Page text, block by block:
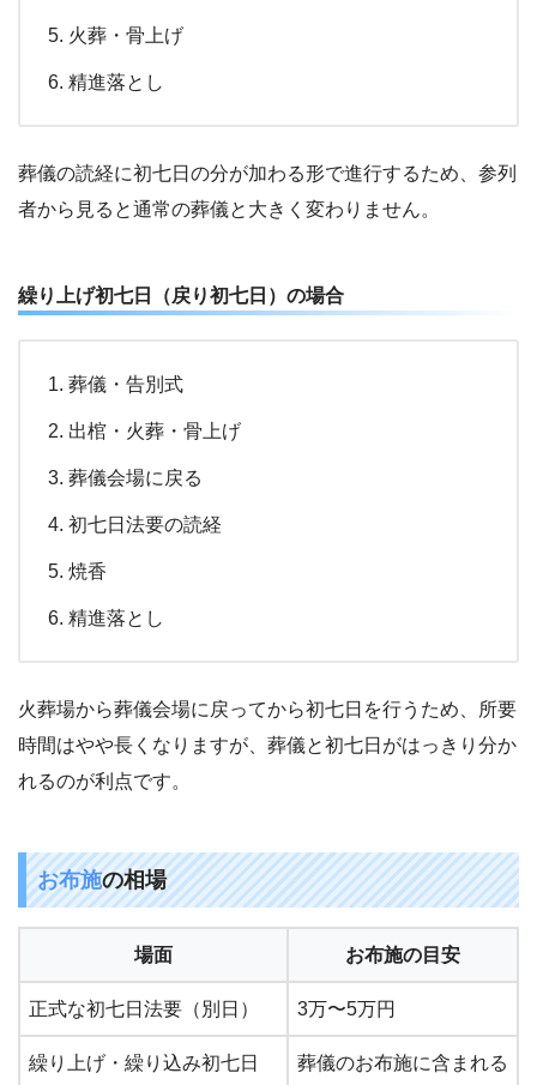
火葬・骨上げ
精進落とし
葬儀の読経に初七日の分が加わる形で進行するため、参列
者から見ると通常の葬儀と大きく変わりません。
繰り上げ初七日（戻り初七日）の場合
葬儀・告別式
出棺・火葬・骨上げ
葬儀会場に戻る
初七日法要の読経
焼香
精進落とし
火葬場から葬儀会場に戻ってから初七日を行うため、所要
時間はやや長くなりますが、葬儀と初七日がはっきり分か
れるのが利点です。
お布施の相場
場面 お布施の目安
正式な初七日法要（別日） 3万〜5万円
繰り上げ・繰り込み初七日
葬儀のお布施に含まれる